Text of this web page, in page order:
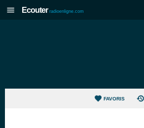
Ecouter radioenligne.com
FAVORIS